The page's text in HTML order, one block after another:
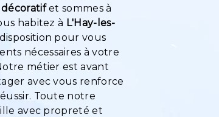
et sommes à
habitez à L'Hay-les-
pour vous
nécessaires à votre
métier est avant
avec vous renforce
Toute notre
avec propreté et